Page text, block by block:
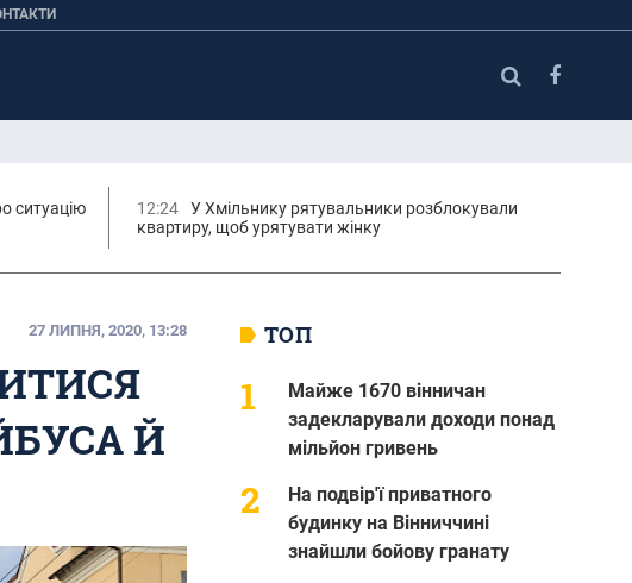
ситуацію
12:24
У Хмільнику рятувальники розблокували
квартиру, щоб урятувати жінку
27 ЛИПНЯ, 2020, 13:28
Й
ТОП
Майже 1670 вінничан
задекларували доходи понад
мільйон гривень
На подвір'ї приватного
будинку на Вінниччині
знайшли бойову гранату